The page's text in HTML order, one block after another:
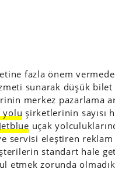
fazla önem
sunarak düşük bilet
merkez pazarlama
yolu şirketlerinin sayısı
Jetblue uçak
servisi eleştiren reklam
standart hale
etmek zorunda